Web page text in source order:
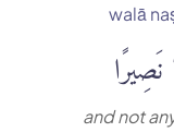
walā
and not